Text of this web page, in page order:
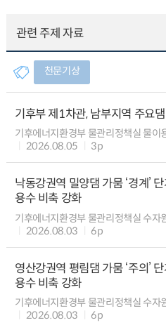
관련 주제 자료
천문기상
기후부 제1차관, 남부지역 주요
기후에너지환경부 물관리정책실 물이
2026.08.05
3p
낙동강권역 밀양댐 가뭄 ‘경계’
용수 비축 강화
기후에너지환경부 물관리정책실 수자
2026.08.03
6p
영산강권역 평림댐 가뭄 ‘주의’
용수 비축 강화
기후에너지환경부 물관리정책실 수자
2026.08.03
6p